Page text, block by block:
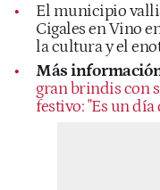
El municipio
Cigales en Vino
la cultura y el
Más
gran brindis con
festivo: "Es un